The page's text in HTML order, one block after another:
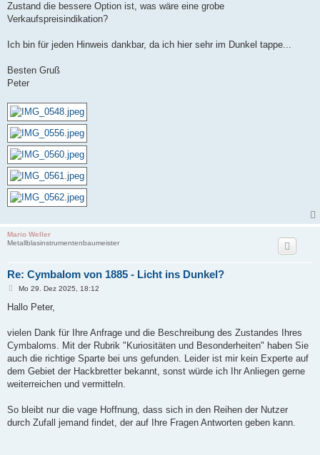
Zustand die bessere Option ist, was wäre eine grobe
Verkaufspreisindikation?
Ich bin für jeden Hinweis dankbar, da ich hier sehr im Dunkel tappe...
Besten Gruß
Peter
Mario Weller
Metallblasinstrumentenbaumeister
Re: Cymbalom von 1885 - Licht ins Dunkel?
B
i
a
Mo 29. Dez 2025, 18:12
Hallo Peter,
vielen Dank für Ihre Anfrage und die Beschreibung des Zustandes Ihres
Cymbaloms. Mit der Rubrik "Kuriositäten und Besonderheiten" haben Sie
auch die richtige Sparte bei uns gefunden. Leider ist mir kein Experte auf
dem Gebiet der Hackbretter bekannt, sonst würde ich Ihr Anliegen gerne
weiterreichen und vermitteln.
So bleibt nur die vage Hoffnung, dass sich in den Reihen der Nutzer
durch Zufall jemand findet, der auf Ihre Fragen Antworten geben kann.